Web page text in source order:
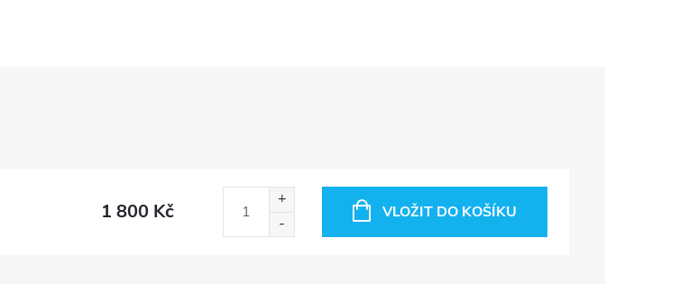
1 800 Kč VLOŽIT DO KOŠÍKU